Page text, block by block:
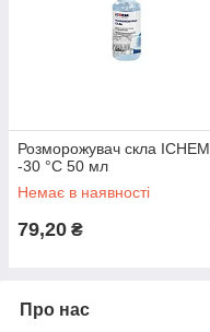
Розморожувач скла ICHEM
-30 °С 50 мл
Немає в наявності
79,20 ₴
Про нас